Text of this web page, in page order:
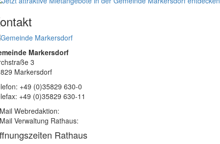
Markersdorf
3
Markersdorf
+49 (0)35829 630-0
+49 (0)35829 630-11
Webredaktion:
Verwaltung Rathaus:
Rathaus